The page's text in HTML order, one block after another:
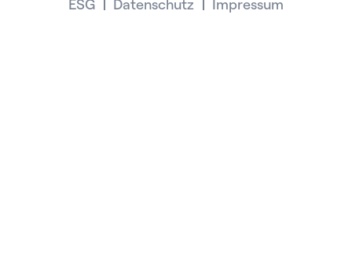
ESG
Datenschutz Impressum